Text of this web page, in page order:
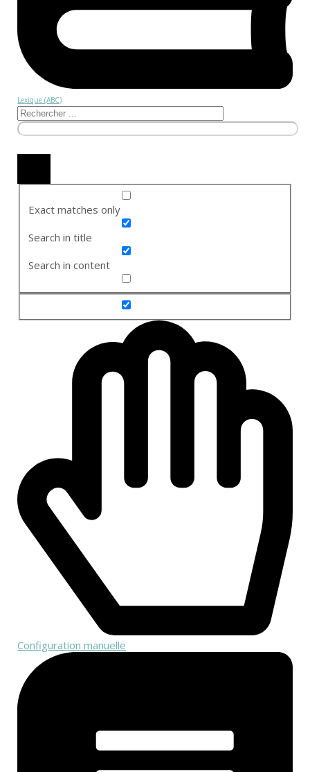
Lexique (ABC)
Exact matches only
Search in title
Search in content
Configuration manuelle